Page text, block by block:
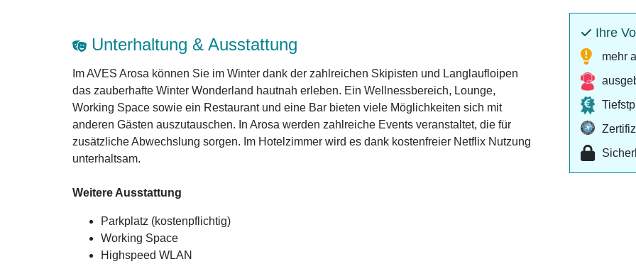
Unterhaltung & Ausstattung
Im AVES Arosa können Sie im Winter dank der zahlreichen Skipisten und Langlaufloipen
das zauberhafte Winter Wonderland hautnah erleben. Ein Wellnessbereich, Lounge,
Working Space sowie ein Restaurant und eine Bar bieten viele Möglichkeiten sich mit
anderen Gästen auszutauschen. In Arosa werden zahlreiche Events veranstaltet, die für
zusätzliche Abwechslung sorgen. Im Hotelzimmer wird es dank kostenfreier Netflix Nutzung
unterhaltsam.
Weitere Ausstattung
Parkplatz (kostenpflichtig)
Working Space
Highspeed WLAN
Ihre
mehr